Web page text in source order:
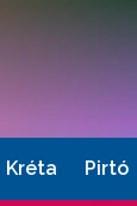
Kréta Pirtó